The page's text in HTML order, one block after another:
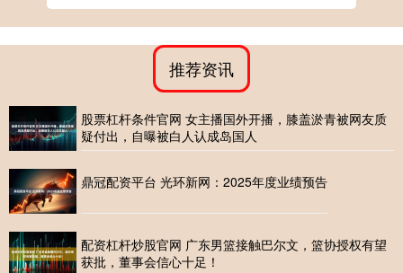
推荐资讯
股票杠杆条件官网 女主播国外开播，膝盖淤青被网友质
疑付出，自曝被白人认成岛国人
鼎冠配资平台 光环新网：2025年度业绩预告
配资杠杆炒股官网 广东男篮接触巴尔文，篮协授权有望
获批，董事会信心十足！